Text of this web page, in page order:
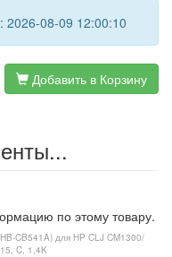
2026-08-09 12:00:10
Добавить в Корзину
по этому товару.
CB541A) для HP CLJ CM1300/
C, 1,4K